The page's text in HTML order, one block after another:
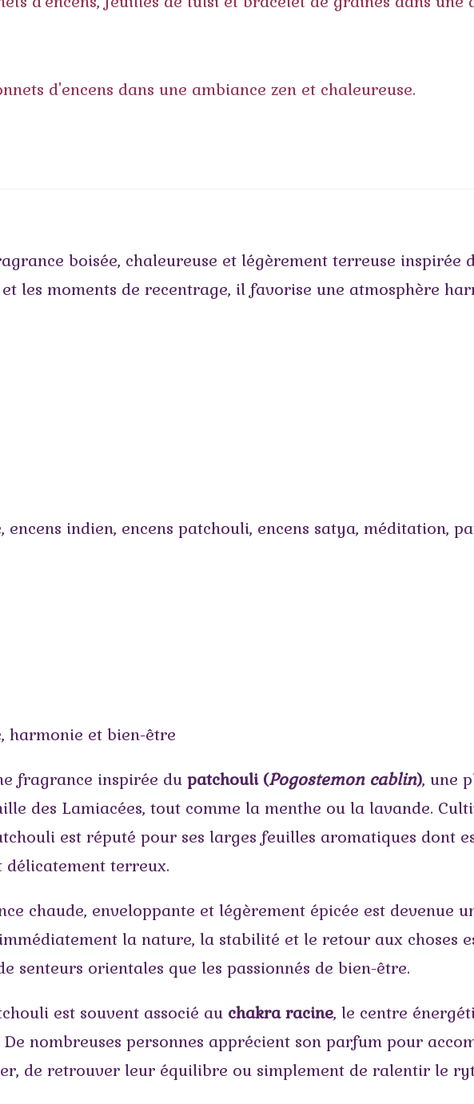
boisée, chaleureuse et légèrement terreuse inspirée
les moments de recentrage, il favorise une atmosphère
, encens indien, encens patchouli, encens satya, méditation,
harmonie et bien-être
fragrance inspirée du patchouli (Pogostemon cablin), une
des Lamiacées, tout comme la menthe ou la lavande.
est réputé pour ses larges feuilles aromatiques dont
délicatement terreux.
chaude, enveloppante et légèrement épicée est devenue
la nature, la stabilité et le retour aux choses
senteurs orientales que les passionnés de bien-être.
est souvent associé au chakra racine, le centre
nombreuses personnes apprécient son parfum pour
de retrouver leur équilibre ou simplement de ralentir le